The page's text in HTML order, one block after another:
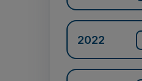
2022